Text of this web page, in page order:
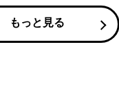
もっと見る